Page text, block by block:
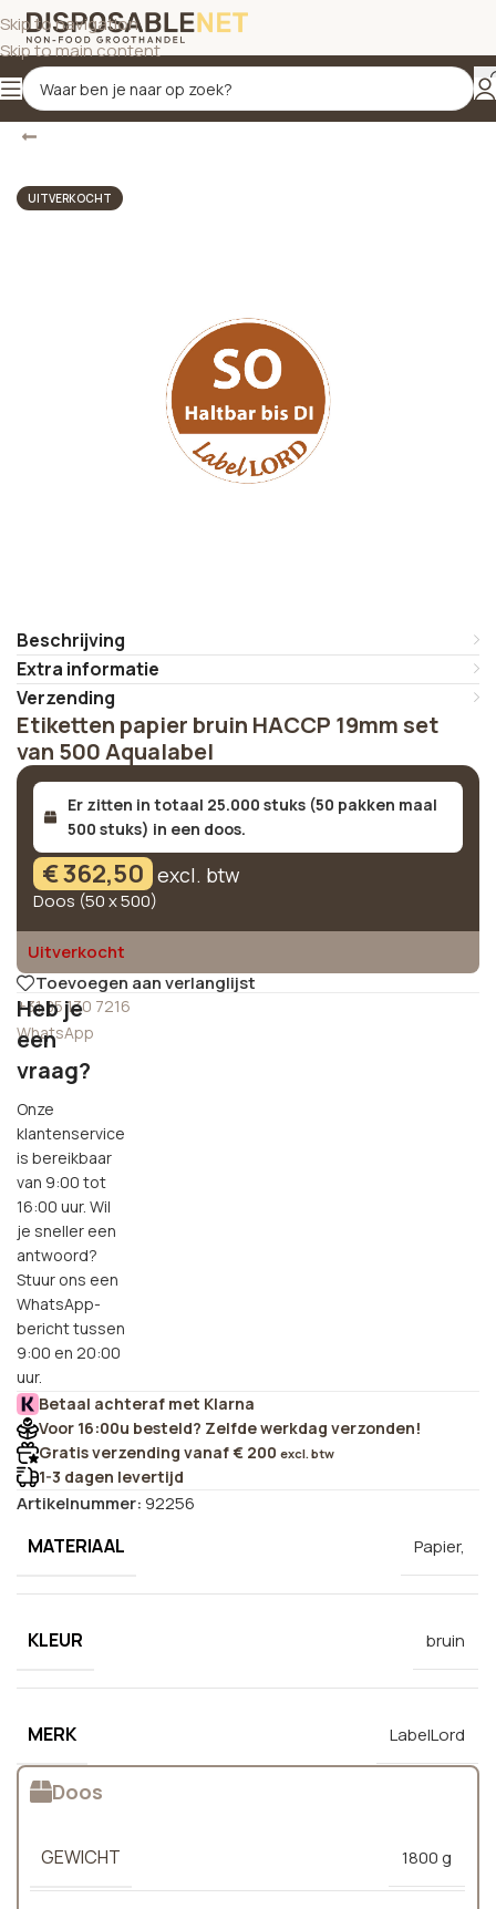
Skip to navigation
Skip to main content
Terug Home/Voedseletiketten
UITVERKOCHT
Beschrijving
Extra informatie
Verzending
Etiketten papier bruin HACCP 19mm set
van 500 Aqualabel
Er zitten in totaal 25.000 stuks (50 pakken maal
500 stuks) in een doos.
€362,50 excl. btw
Doos (50 x 500)
Uitverkocht
Toevoegen aan verlanglijst
+31 85 130 7216
WhatsApp
Heb je
een
vraag?
Onze
klantenservice
is bereikbaar
van 9:00 tot
16:00 uur. Wil
je sneller een
antwoord?
Stuur ons een
WhatsApp-
bericht tussen
9:00 en 20:00
uur.
Betaal achteraf met Klarna
Voor 16:00u besteld? Zelfde werkdag verzonden!
Gratis verzending vanaf € 200 excl. btw
1-3 dagen levertijd
Artikelnummer: 92256
MATERIAAL Papier,
KLEUR bruin
MERK LabelLord
Doos
GEWICHT 1800 g